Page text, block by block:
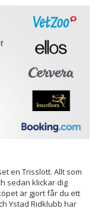
en Trisslott. Allt som
sedan klickar dig
är gjort får du ett
Ystad Ridklubb har